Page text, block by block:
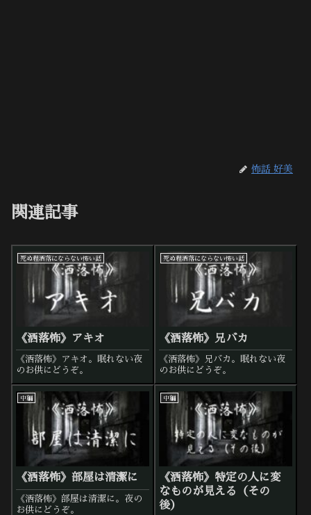
怖話 好美
関連記事
死ぬ程洒落にならない怖い話
《洒落怖》アキオ
《洒落怖》アキオ。眠れない夜
のお供にどうぞ。
死ぬ程洒落にならない怖い話
《洒落怖》兄バカ
《洒落怖》兄バカ。眠れない夜
のお供にどうぞ。
中編
《洒落怖》部屋は清潔に
《洒落怖》部屋は清潔に。夜の
お供にどうぞ。
中編
《洒落怖》特定の人に変
なものが見える（その
後）